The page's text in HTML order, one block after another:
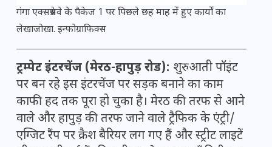
गंगा एक्सप्रेसवे के पैकेज 1 पर पिछले छह माह में हुए कार्यों का
लेखाजोखा. इन्फोग्राफिक्स
ट्रम्पेट इंटरचेंज (मेरठ-हापुड़ रोड): शुरुआती पॉइंट
पर बन रहे इस इंटरचेंज पर सड़क बनाने का काम
काफी हद तक पूरा हो चुका है। मेरठ की तरफ से आने
वाले और हापुड़ की तरफ जाने वाले ट्रैफिक के एंट्री/
एग्जिट रैंप पर क्रैश बैरियर लग गए हैं और स्ट्रीट लाइटें